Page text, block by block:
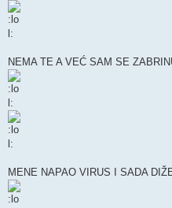
NEMA TE A VEĆ SAM SE
MENE NAPAO VIRUS I SADA